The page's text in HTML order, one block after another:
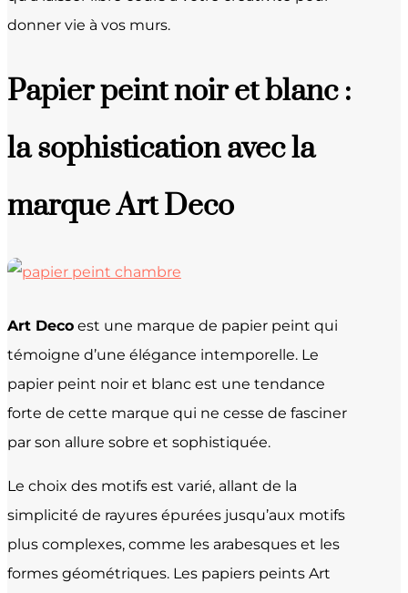
donner vie à vos murs.
Papier peint noir et blanc :
la sophistication avec la
marque Art Deco
Art Deco est une marque de papier peint qui
témoigne d’une élégance intemporelle. Le
papier peint noir et blanc est une tendance
forte de cette marque qui ne cesse de fasciner
par son allure sobre et sophistiquée.
Le choix des motifs est varié, allant de la
simplicité de rayures épurées jusqu’aux motifs
plus complexes, comme les arabesques et les
formes géométriques. Les papiers peints Art